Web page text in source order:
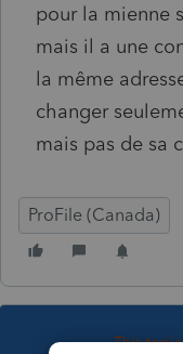
pour la mienne
mais il a une
la même
changer
mais pas de sa
ProFile (Canada)
This